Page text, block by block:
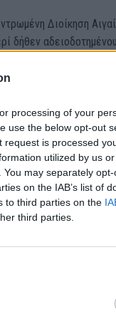
processing of your
use the below opt-out
is processed
utilized by us
may separately
on the IAB’s list of
to third parties on the
third parties.
Διοίκηση
δήθεν
που ακολούθησε.
που
ξέχασε ότι την
από τον
Καλύμνου δεν
λειτουργίας! Αφού
αμετανόητα. Δεν